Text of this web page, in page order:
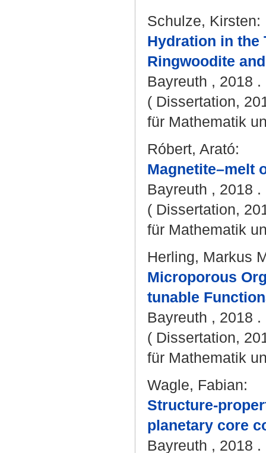
Schulze, Kirsten:
Hydration in the
Ringwoodite
Bayreuth , 2018
( Dissertation,
für Mathematik
Róbert, Arató:
Magnetite–melt
Bayreuth , 2018 .
( Dissertation,
für Mathematik
Herling, Markus
Microporous
tunable
Bayreuth , 2018
( Dissertation,
für Mathematik
Wagle, Fabian:
Structure-
planetary core
Bayreuth , 2018